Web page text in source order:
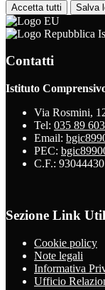
Accetta tutti Salva
Contatti
Istituto
Via Rosmini,
Tel: 035 89
Email:
PEC:
C.F.:
Sezione Link
Cookie policy
Note legali
Informativa
Ufficio